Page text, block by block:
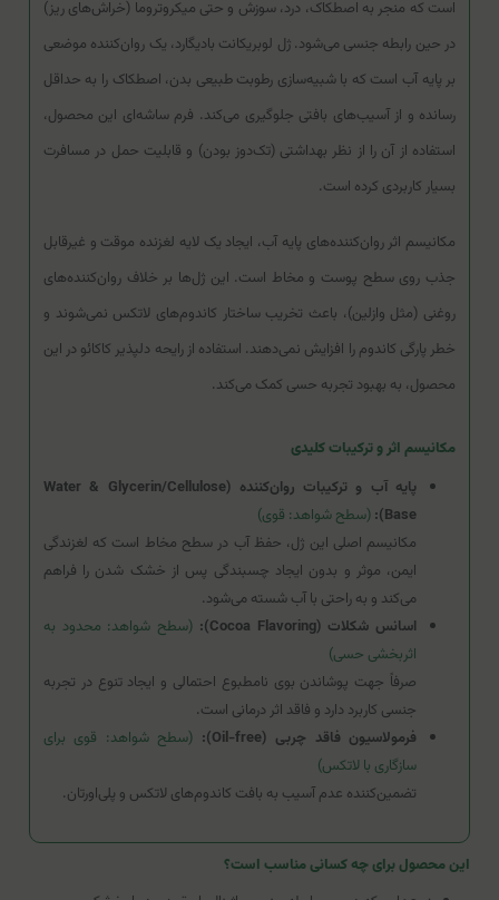
است که منجر به اصطکاک، درد، سوزش و حتی میکروتروما (خراش‌های ریز)
در حین رابطه جنسی می‌شود. ژل لوبریکانت بادیگارد، یک روان‌کننده موضعی
بر پایه آب است که با شبیه‌سازی رطوبت طبیعی بدن، اصطکاک را به حداقل
رسانده و از آسیب‌های بافتی جلوگیری می‌کند. فرم ساشه‌ای این محصول،
استفاده از آن را از نظر بهداشتی (تک‌دوز بودن) و قابلیت حمل در مسافرت
بسیار کاربردی کرده است.
مکانیسم اثر روان‌کننده‌های پایه آب، ایجاد یک لایه لغزنده موقت و غیرقابل
جذب روی سطح پوست و مخاط است. این ژل‌ها بر خلاف روان‌کننده‌های
روغنی (مثل وازلین)، باعث تخریب ساختار کاندوم‌های لاتکس نمی‌شوند و
خطر پارگی کاندوم را افزایش نمی‌دهند. استفاده از رایحه دلپذیر کاکائو در این
محصول، به بهبود تجربه حسی کمک می‌کند.
مکانیسم اثر و ترکیبات کلیدی
پایه آب و ترکیبات روان‌کننده (Water & Glycerin/Cellulose
Base):
(سطح شواهد: قوی)
مکانیسم اصلی این ژل، حفظ آب در سطح مخاط است که لغزندگی
ایمن، موثر و بدون ایجاد چسبندگی پس از خشک شدن را فراهم
می‌کند و به راحتی با آب شسته می‌شود.
اسانس شکلات (Cocoa Flavoring):
(سطح شواهد: محدود به
اثربخشی حسی)
صرفاً جهت پوشاندن بوی نامطبوع احتمالی و ایجاد تنوع در تجربه
جنسی کاربرد دارد و فاقد اثر درمانی است.
فرمولاسیون فاقد چربی (Oil-free):
(سطح شواهد: قوی برای
سازگاری با لاتکس)
تضمین‌کننده عدم آسیب به بافت کاندوم‌های لاتکس و پلی‌اورتان.
این محصول برای چه کسانی مناسب است؟